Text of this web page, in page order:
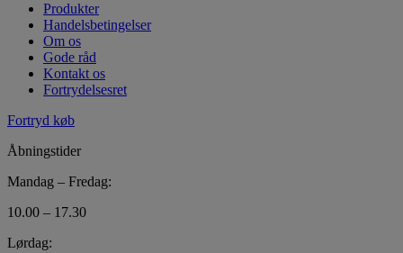
Produkter
Handelsbetingelser
Om os
Gode råd
Kontakt os
Fortrydelsesret
Fortryd køb
Åbningstider
Mandag – Fredag:
10.00 – 17.30
Lørdag: